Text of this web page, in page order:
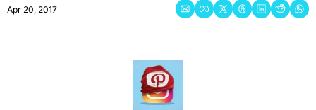
Apr 20, 2017